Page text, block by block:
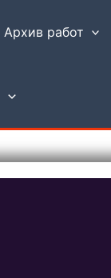
Архив работ